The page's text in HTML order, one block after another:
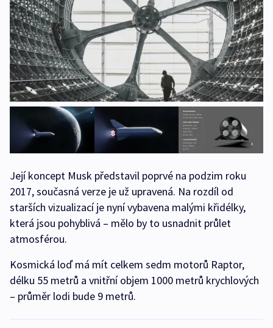
Její koncept Musk představil poprvé na podzim roku
2017, současná verze je už upravená. Na rozdíl od
starších vizualizací je nyní vybavena malými křidélky,
která jsou pohyblivá – mělo by to usnadnit průlet
atmosférou.
Kosmická loď má mít celkem sedm motorů Raptor,
délku 55 metrů a vnitřní objem 1000 metrů krychlových
– průměr lodi bude 9 metrů.